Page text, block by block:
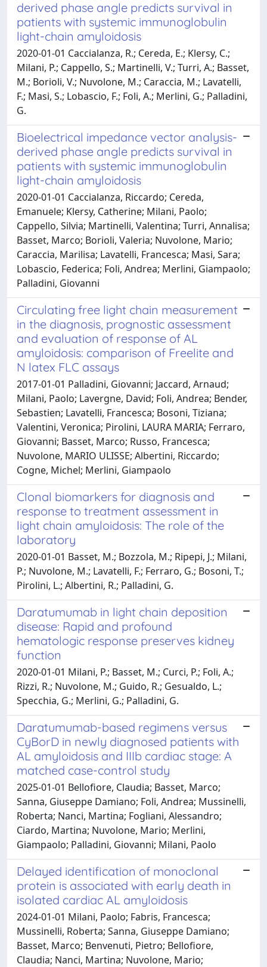
derived phase angle predicts survival in
patients with systemic immunoglobulin
light-chain amyloidosis
2020-01-01 Caccialanza, R.; Cereda, E.; Klersy, C.;
Milani, P.; Cappello, S.; Martinelli, V.; Turri, A.; Basset,
M.; Borioli, V.; Nuvolone, M.; Caraccia, M.; Lavatelli,
F.; Masi, S.; Lobascio, F.; Foli, A.; Merlini, G.; Palladini,
G.
Bioelectrical impedance vector analysis-
derived phase angle predicts survival in
patients with systemic immunoglobulin
light-chain amyloidosis
2020-01-01 Caccialanza, Riccardo; Cereda,
Emanuele; Klersy, Catherine; Milani, Paolo;
Cappello, Silvia; Martinelli, Valentina; Turri, Annalisa;
Basset, Marco; Borioli, Valeria; Nuvolone, Mario;
Caraccia, Marilisa; Lavatelli, Francesca; Masi, Sara;
Lobascio, Federica; Foli, Andrea; Merlini, Giampaolo;
Palladini, Giovanni
Circulating free light chain measurement
in the diagnosis, prognostic assessment
and evaluation of response of AL
amyloidosis: comparison of Freelite and
N latex FLC assays
2017-01-01 Palladini, Giovanni; Jaccard, Arnaud;
Milani, Paolo; Lavergne, David; Foli, Andrea; Bender,
Sebastien; Lavatelli, Francesca; Bosoni, Tiziana;
Valentini, Veronica; Pirolini, LAURA MARIA; Ferraro,
Giovanni; Basset, Marco; Russo, Francesca;
Nuvolone, MARIO ULISSE; Albertini, Riccardo;
Cogne, Michel; Merlini, Giampaolo
Clonal biomarkers for diagnosis and
response to treatment assessment in
light chain amyloidosis: The role of the
laboratory
2020-01-01 Basset, M.; Bozzola, M.; Ripepi, J.; Milani,
P.; Nuvolone, M.; Lavatelli, F.; Ferraro, G.; Bosoni, T.;
Pirolini, L.; Albertini, R.; Palladini, G.
Daratumumab in light chain deposition
disease: Rapid and profound
hematologic response preserves kidney
function
2020-01-01 Milani, P.; Basset, M.; Curci, P.; Foli, A.;
Rizzi, R.; Nuvolone, M.; Guido, R.; Gesualdo, L.;
Specchia, G.; Merlini, G.; Palladini, G.
Daratumumab-based regimens versus
CyBorD in newly diagnosed patients with
AL amyloidosis and IIIb cardiac stage: A
matched case-control study
2025-01-01 Bellofiore, Claudia; Basset, Marco;
Sanna, Giuseppe Damiano; Foli, Andrea; Mussinelli,
Roberta; Nanci, Martina; Fogliani, Alessandro;
Ciardo, Martina; Nuvolone, Mario; Merlini,
Giampaolo; Palladini, Giovanni; Milani, Paolo
Delayed identification of monoclonal
protein is associated with early death in
isolated cardiac AL amyloidosis
2024-01-01 Milani, Paolo; Fabris, Francesca;
Mussinelli, Roberta; Sanna, Giuseppe Damiano;
Basset, Marco; Benvenuti, Pietro; Bellofiore,
Claudia; Nanci, Martina; Nuvolone, Mario;